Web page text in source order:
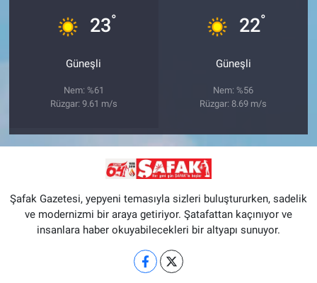
23°
Güneşli
Nem: %61
Rüzgar: 9.61 m/s
22°
Güneşli
Nem: %56
Rüzgar: 8.69 m/s
Şafak Gazetesi, yepyeni temasıyla sizleri buluştururken, sadelik
ve modernizmi bir araya getiriyor. Şatafattan kaçınıyor ve
insanlara haber okuyabilecekleri bir altyapı sunuyor.